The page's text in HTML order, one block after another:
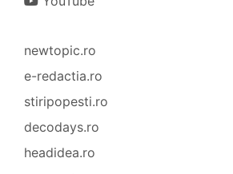
newtopic.ro
e-redactia.ro
stiripopesti.ro
decodays.ro
headidea.ro